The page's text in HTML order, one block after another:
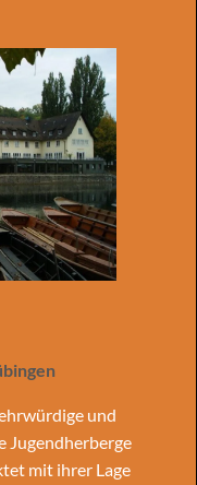
und
Jugendherberge
mit ihrer Lage